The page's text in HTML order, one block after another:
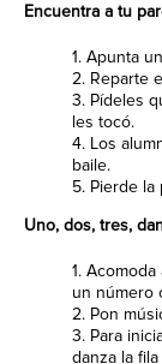
Encuentra a tu
1. Apunta
2. Reparte
3. Pídeles
les tocó.
4. Los
baile.
5. Pierde
Uno, dos, tres,
1.
un número
2. Pon
3. Para
danza la